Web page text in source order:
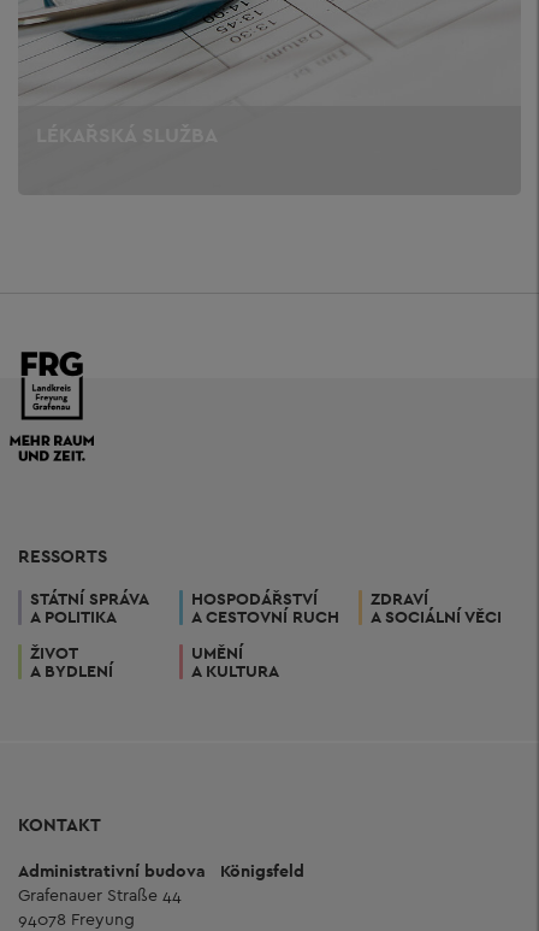
RESSORTS
STÁTNÍ SPRÁVA
A POLITIKA
HOSPODÁŘSTVÍ
A CESTOVNÍ RUCH
ZDRAVÍ
A SOCIÁLNÍ VĚCI
ŽIVOT
A BYDLENÍ
UMĚNÍ
A KULTURA
KONTAKT
Administrativní budova
Königsfeld
Grafenauer Straße 44
94078 Freyung